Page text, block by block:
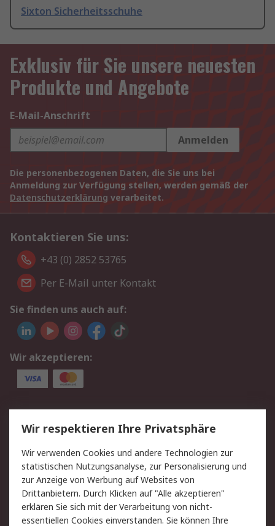
Sixton Sicherheitsschuhe
Exklusiv für Sie unsere neuesten
Produkte und Angebote
E-Mail-Anschrift
Anmelden
Die personenbezogenen Daten, die Sie uns bei
Anmeldung zur Verfügung stellen, werden gemäß der
Datenschutzerklärung verarbeitet.
Kontaktieren Sie uns:
+43 (0) 2852 53765
Per E-Mail unter Kontakt
Sie finden uns auch auf:
Wir akzeptieren:
Service
Value Added Services
Lieferlösungen
Rücksendung/Entsorgung Kontakt
Hilfe
Rechtliches
Wir respektieren Ihre Privatsphäre
Wir verwenden Cookies und andere Technologien zur
statistischen Nutzungsanalyse, zur Personalisierung und
zur Anzeige von Werbung auf Websites von
Drittanbietern. Durch Klicken auf "Alle akzeptieren"
erklären Sie sich mit der Verarbeitung von nicht-
essentiellen Cookies einverstanden. Sie können Ihre